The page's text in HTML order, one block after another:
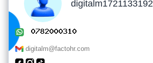
digitalm1721133192
digitalm@factohr.com